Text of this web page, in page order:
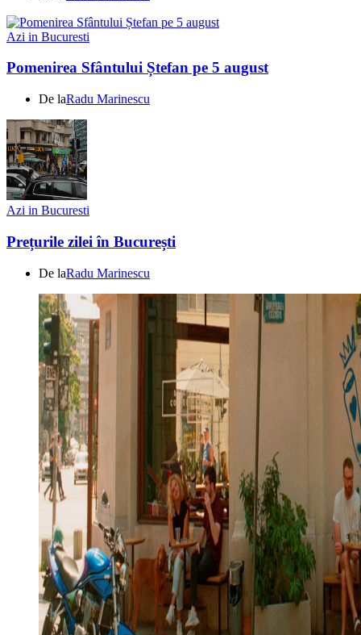
Azi in Bucuresti
Pomenirea Sfântului Ștefan pe 5 august
De laRadu Marinescu
Azi in Bucuresti
Prețurile zilei în București
De laRadu Marinescu